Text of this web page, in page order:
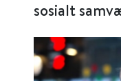
sosialt